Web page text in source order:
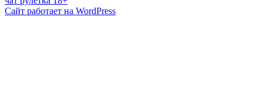
Сайт работает на WordPress